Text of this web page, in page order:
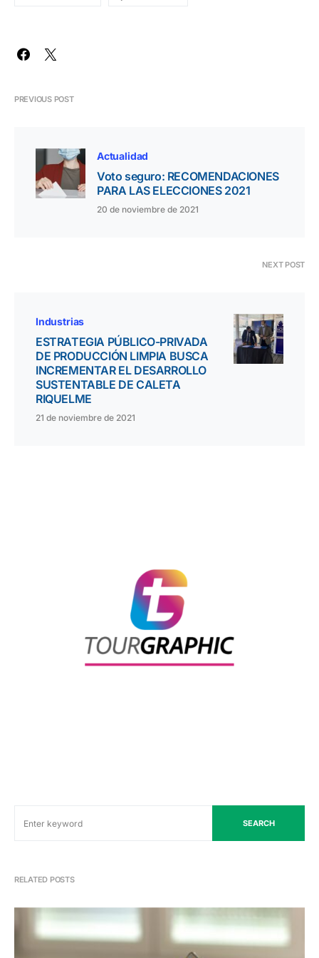
PREVIOUS POST
Actualidad
Voto seguro: RECOMENDACIONES
PARA LAS ELECCIONES 2021
20 de noviembre de 2021
NEXT POST
Industrias
ESTRATEGIA PÚBLICO-PRIVADA
DE PRODUCCIÓN LIMPIA BUSCA
INCREMENTAR EL DESARROLLO
SUSTENTABLE DE CALETA
RIQUELME
21 de noviembre de 2021
SEARCH
RELATED POSTS